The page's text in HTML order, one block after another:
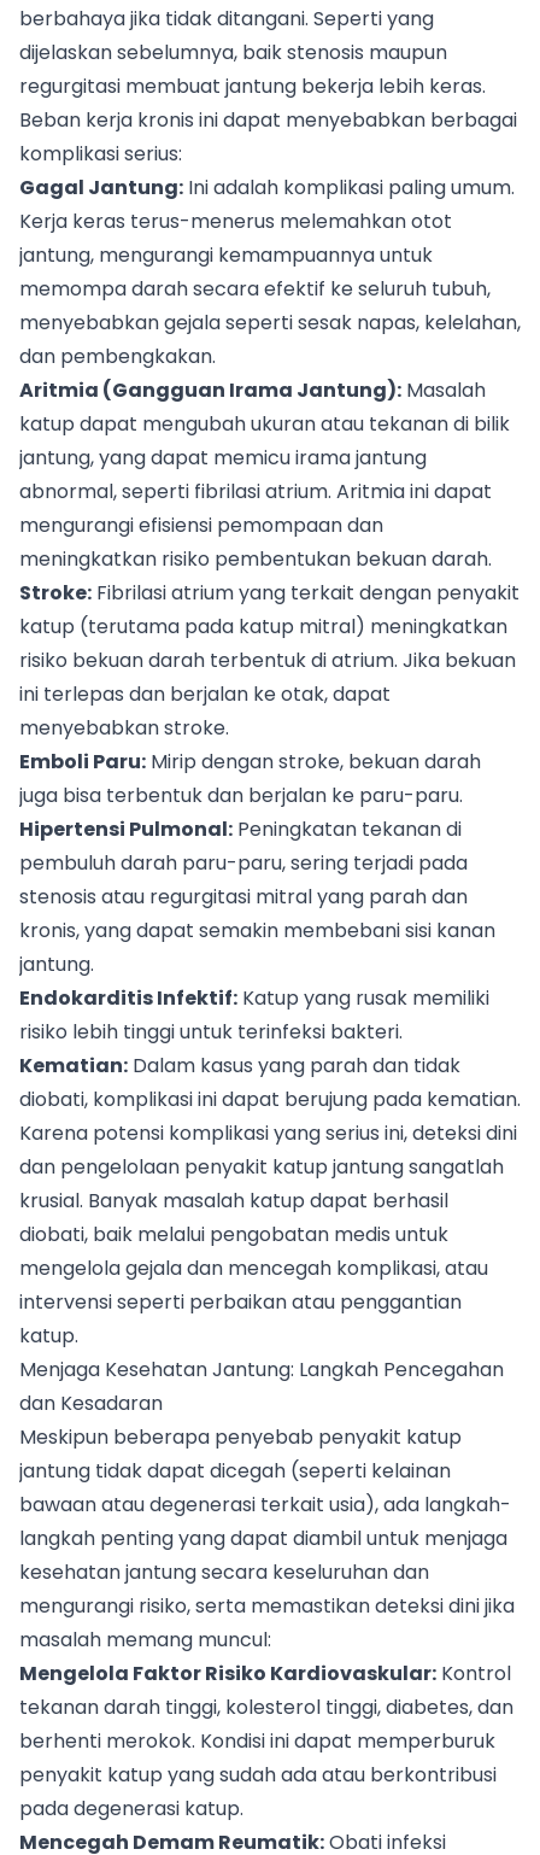
berbahaya jika tidak ditangani. Seperti yang
dijelaskan sebelumnya, baik stenosis maupun
regurgitasi membuat jantung bekerja lebih keras.
Beban kerja kronis ini dapat menyebabkan berbagai
komplikasi serius:
Gagal Jantung: Ini adalah komplikasi paling umum.
Kerja keras terus-menerus melemahkan otot
jantung, mengurangi kemampuannya untuk
memompa darah secara efektif ke seluruh tubuh,
menyebabkan gejala seperti sesak napas, kelelahan,
dan pembengkakan.
Aritmia (Gangguan Irama Jantung): Masalah
katup dapat mengubah ukuran atau tekanan di bilik
jantung, yang dapat memicu irama jantung
abnormal, seperti fibrilasi atrium. Aritmia ini dapat
mengurangi efisiensi pemompaan dan
meningkatkan risiko pembentukan bekuan darah.
Stroke: Fibrilasi atrium yang terkait dengan penyakit
katup (terutama pada katup mitral) meningkatkan
risiko bekuan darah terbentuk di atrium. Jika bekuan
ini terlepas dan berjalan ke otak, dapat
menyebabkan stroke.
Emboli Paru: Mirip dengan stroke, bekuan darah
juga bisa terbentuk dan berjalan ke paru-paru.
Hipertensi Pulmonal: Peningkatan tekanan di
pembuluh darah paru-paru, sering terjadi pada
stenosis atau regurgitasi mitral yang parah dan
kronis, yang dapat semakin membebani sisi kanan
jantung.
Endokarditis Infektif: Katup yang rusak memiliki
risiko lebih tinggi untuk terinfeksi bakteri.
Kematian: Dalam kasus yang parah dan tidak
diobati, komplikasi ini dapat berujung pada kematian.
Karena potensi komplikasi yang serius ini, deteksi dini
dan pengelolaan penyakit katup jantung sangatlah
krusial. Banyak masalah katup dapat berhasil
diobati, baik melalui pengobatan medis untuk
mengelola gejala dan mencegah komplikasi, atau
intervensi seperti perbaikan atau penggantian
katup.
Menjaga Kesehatan Jantung: Langkah Pencegahan
dan Kesadaran
Meskipun beberapa penyebab penyakit katup
jantung tidak dapat dicegah (seperti kelainan
bawaan atau degenerasi terkait usia), ada langkah-
langkah penting yang dapat diambil untuk menjaga
kesehatan jantung secara keseluruhan dan
mengurangi risiko, serta memastikan deteksi dini jika
masalah memang muncul:
Mengelola Faktor Risiko Kardiovaskular: Kontrol
tekanan darah tinggi, kolesterol tinggi, diabetes, dan
berhenti merokok. Kondisi ini dapat memperburuk
penyakit katup yang sudah ada atau berkontribusi
pada degenerasi katup.
Mencegah Demam Reumatik:Obati infeksi